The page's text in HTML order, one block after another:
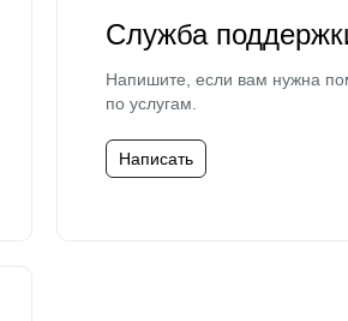
Служба
Напишите, если вам нужна
по услугам.
Написать